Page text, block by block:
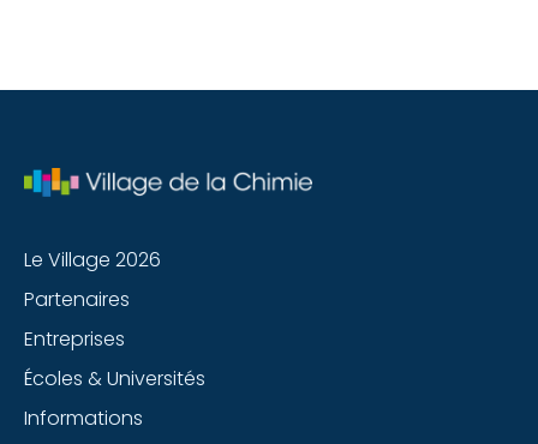
Le Village 2026
Partenaires
Entreprises
Écoles & Universités
Informations